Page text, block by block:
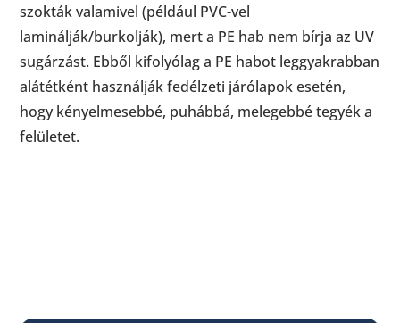
szokták valamivel (például PVC-vel
laminálják/burkolják), mert a PE hab nem bírja az UV
sugárzást. Ebből kifolyólag a PE habot leggyakrabban
alátétként használják fedélzeti járólapok esetén,
hogy kényelmesebbé, puhábbá, melegebbé tegyék a
felületet.